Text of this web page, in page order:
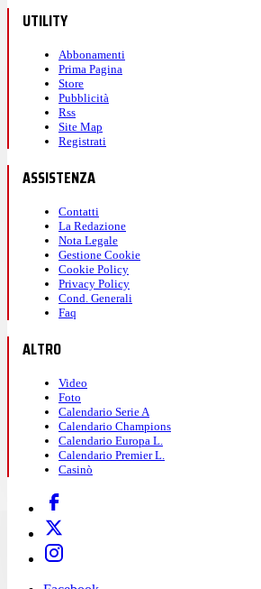
UTILITY
Abbonamenti
Prima Pagina
Store
Pubblicità
Rss
Site Map
Registrati
ASSISTENZA
Contatti
La Redazione
Nota Legale
Gestione Cookie
Cookie Policy
Privacy Policy
Cond. Generali
Faq
ALTRO
Video
Foto
Calendario Serie A
Calendario Champions
Calendario Europa L.
Calendario Premier L.
Casinò